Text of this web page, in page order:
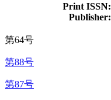
Print ISSN:
Publisher:
第64号
第88号
第87号